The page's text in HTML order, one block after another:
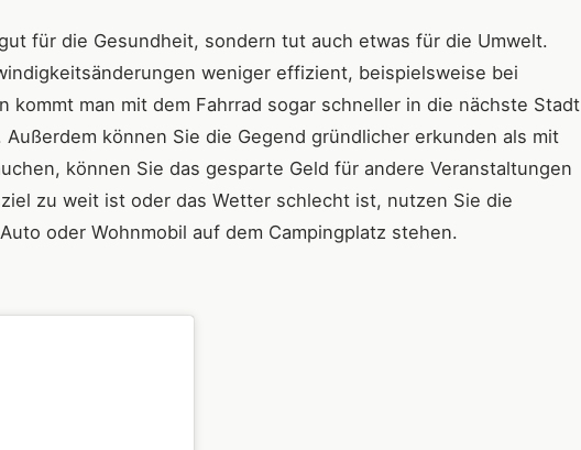
für die Gesundheit, sondern tut auch etwas für die Umwelt.
weniger effizient, beispielsweise bei
kommt man mit dem Fahrrad sogar schneller in die nächste Stadt
können Sie die Gegend gründlicher erkunden als mit
können Sie das gesparte Geld für andere Veranstaltungen
zu weit ist oder das Wetter schlecht ist, nutzen Sie die
oder Wohnmobil auf dem Campingplatz stehen.